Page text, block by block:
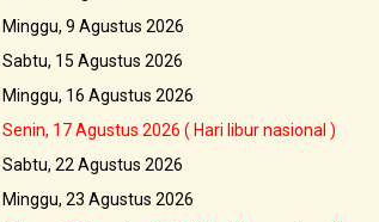
Minggu, 9 Agustus 2026
Sabtu, 15 Agustus 2026
Minggu, 16 Agustus 2026
Senin, 17 Agustus 2026 ( Hari libur nasional )
Sabtu, 22 Agustus 2026
Minggu, 23 Agustus 2026